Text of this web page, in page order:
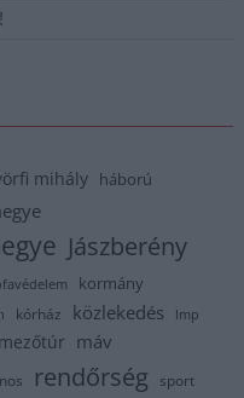
mihály háború
Jászberény
kormány
kórház közlekedés lmp
mezőtúr máv
rendőrség sport